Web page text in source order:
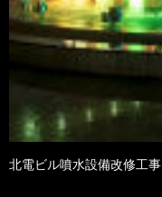
北電ビル噴水設備改修工事